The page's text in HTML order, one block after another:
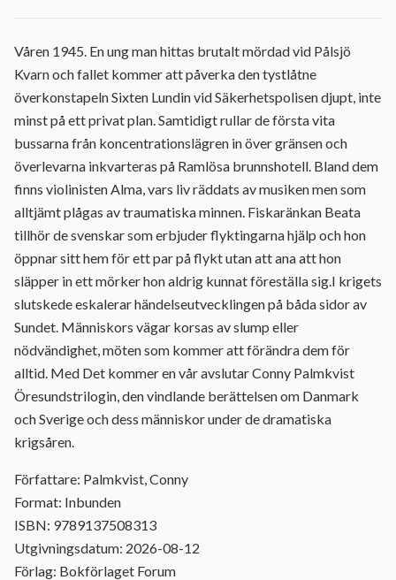
Våren 1945. En ung man hittas brutalt mördad vid Pålsjö
Kvarn och fallet kommer att påverka den tystlåtne
överkonstapeln Sixten Lundin vid Säkerhetspolisen djupt, inte
minst på ett privat plan. Samtidigt rullar de första vita
bussarna från koncentrationslägren in över gränsen och
överlevarna inkvarteras på Ramlösa brunnshotell. Bland dem
finns violinisten Alma, vars liv räddats av musiken men som
alltjämt plågas av traumatiska minnen. Fiskaränkan Beata
tillhör de svenskar som erbjuder flyktingarna hjälp och hon
öppnar sitt hem för ett par på flykt utan att ana att hon
släpper in ett mörker hon aldrig kunnat föreställa sig.I krigets
slutskede eskalerar händelseutvecklingen på båda sidor av
Sundet. Människors vägar korsas av slump eller
nödvändighet, möten som kommer att förändra dem för
alltid. Med Det kommer en vår avslutar Conny Palmkvist
Öresundstrilogin, den vindlande berättelsen om Danmark
och Sverige och dess människor under de dramatiska
krigsåren.
Författare: Palmkvist, Conny
Format: Inbunden
ISBN: 9789137508313
Utgivningsdatum: 2026-08-12
Förlag: Bokförlaget Forum